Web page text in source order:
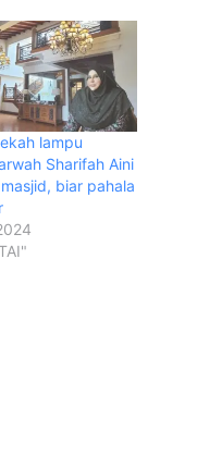
lampu
Sharifah Aini
biar pahala